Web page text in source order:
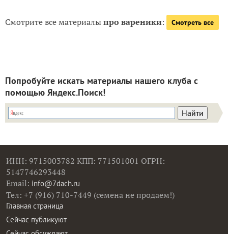
Смотрите все материалыпро вареники: Смотреть все
Попробуйте искать материалы нашего клуба с
помощью Яндекс.Поиск!
ИНН: 9715003782 КПП: 771501001 ОГРН:
5147746293448
Email: info@7dach.ru
Тел: +7 (916) 710-7449 (семена не продаем!)
Главная страница
Сейчас публикуют